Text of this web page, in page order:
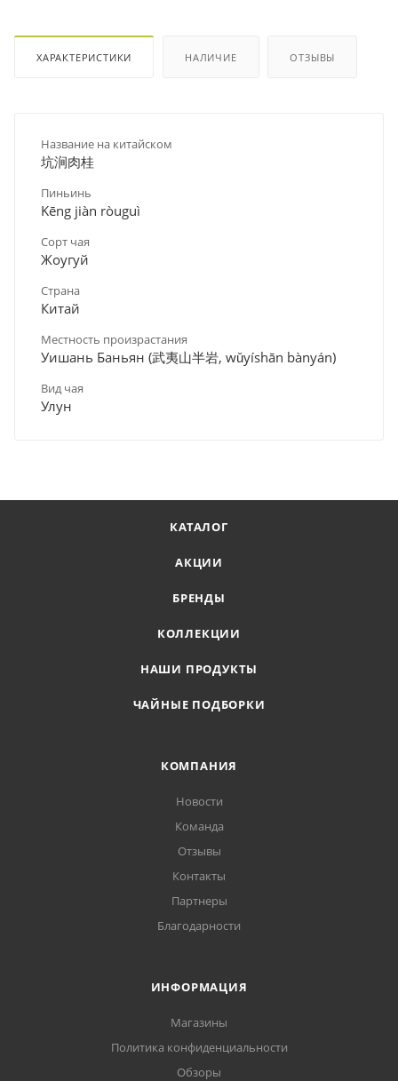
ХАРАКТЕРИСТИКИ НАЛИЧИЕ ОТЗЫВЫ
Название на китайском
坑涧肉桂
Пиньинь
Kēng jiàn ròuguì
Сорт чая
Жоугуй
Страна
Китай
Местность произрастания
Уишань Баньян (武夷山半岩, wǔyíshān bànyán)
Вид чая
Улун
КАТАЛОГ
АКЦИИ
БРЕНДЫ
КОЛЛЕКЦИИ
НАШИ ПРОДУКТЫ
ЧАЙНЫЕ ПОДБОРКИ
КОМПАНИЯ
Новости
Команда
Отзывы
Контакты
Партнеры
Благодарности
ИНФОРМАЦИЯ
Магазины
Политика конфиденциальности
Обзоры